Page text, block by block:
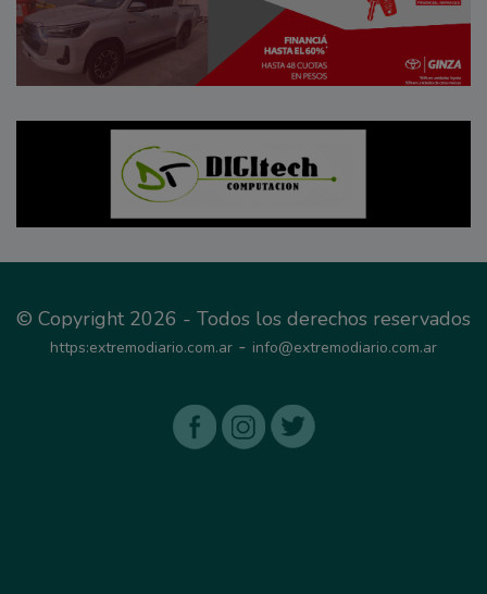
© Copyright 2026 - Todos los derechos reservados
https:extremodiario.com.ar - info@extremodiario.com.ar